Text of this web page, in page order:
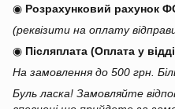
◉ Розрахунковий рахунок
(реквізити на оплату
◉ Післяплата (Оплата у
На замовлення до 500 грн.
Буль ласка! Замовляйте